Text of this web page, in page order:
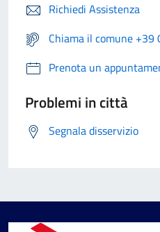
Richiedi Assistenza
Chiama il comune
Prenota un
Problemi in città
Segnala disservizio